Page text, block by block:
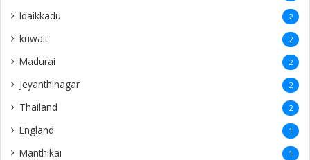
Idaikkadu 2
kuwait 2
Madurai 2
Jeyanthinagar 2
Thailand 2
England 1
Manthikai 1